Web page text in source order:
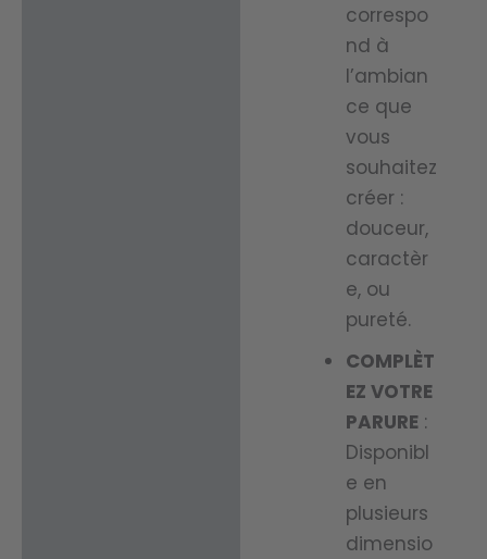
correspo
nd à
l’ambian
ce que
vous
souhaitez
créer :
douceur,
caractèr
e, ou
pureté.
COMPLÈT
EZ VOTRE
PARURE:
Disponibl
e en
plusieurs
dimensio